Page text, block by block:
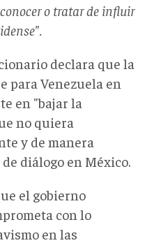
o tratar de influir
declara que la
para Venezuela en
en "bajar la
no quiera
y de manera
diálogo en México.
el gobierno
con lo
en las